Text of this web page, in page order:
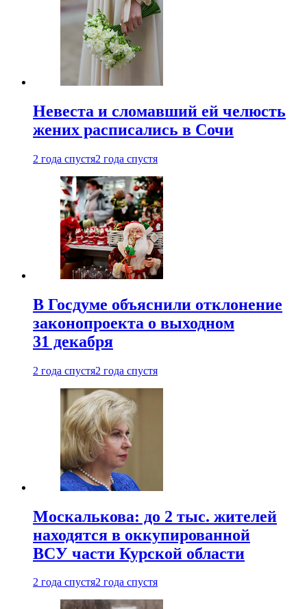
Невеста и сломавший ей челюсть
жених расписались в Сочи
2 года спустя2 года спустя
В Госдуме объяснили отклонение
законопроекта о выходном
31 декабря
2 года спустя2 года спустя
Москалькова: до 2 тыс. жителей
находятся в оккупированной
ВСУ части Курской области
2 года спустя2 года спустя